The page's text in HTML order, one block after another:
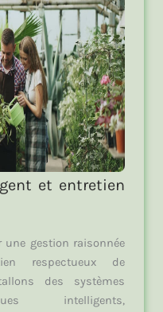
et entretien
gestion raisonnée
respectueux de
des systèmes
intelligents,